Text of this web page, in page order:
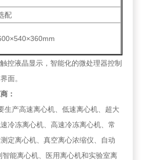
配
控液晶显示，智能化的微处理器控制
面。
：
生产高速离心机、低速离心机、超大
冷冻离心机、高速冷冻离心机、常
定离心机、真空离心浓缩仪、自动
智能离心机、医用离心机和实验室离